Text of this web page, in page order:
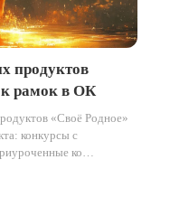
продуктов
рамок в ОК
«Своё Родное»
конкурсы с
ко